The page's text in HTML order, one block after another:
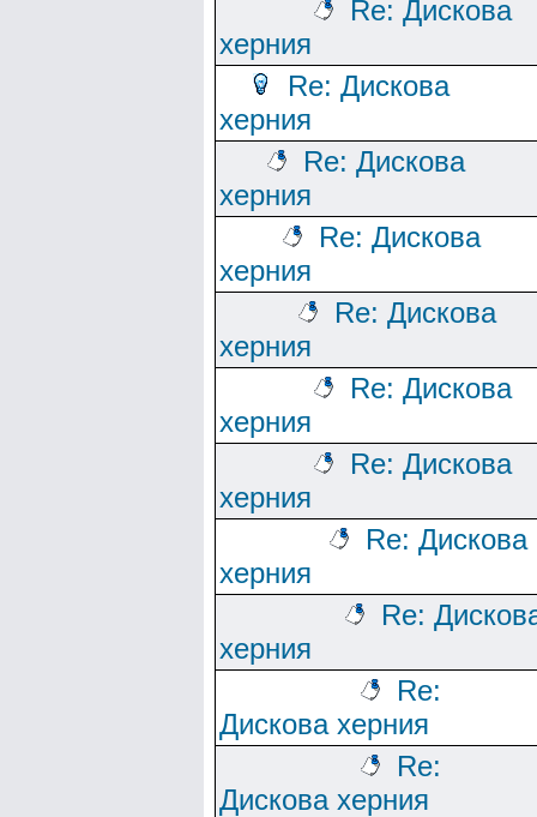
Re: Дискова
херния
Re: Дискова
херния
Re: Дискова
херния
Re: Дискова
херния
Re: Дискова
херния
Re: Дискова
херния
Re: Дискова
херния
Re: Дискова
херния
Re:
херния
Re:
Дискова херния
Re:
Дискова херния